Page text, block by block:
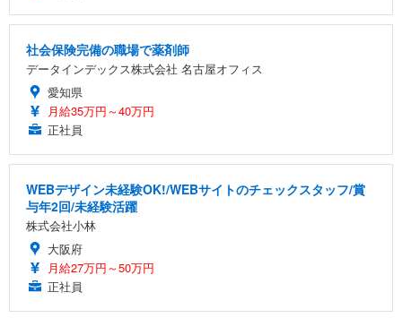
社会保険完備の職場で薬剤師
データインデックス株式会社 名古屋オフィス
愛知県
月給35万円～40万円
正社員
WEBデザイン未経験OK!/WEBサイトのチェックスタッフ/賞
与年2回/未経験活躍
株式会社小林
大阪府
月給27万円～50万円
正社員